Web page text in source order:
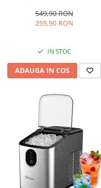
1300 W, Uscare si indreptare,
Afisaj LCD, Tehnologie cu ioni
549,90 RON
259,90 RON
IN STOC
ADAUGA IN COS